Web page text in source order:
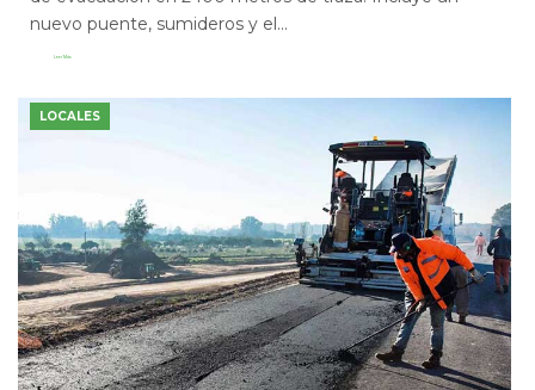
nuevo puente, sumideros y el...
Leer Más
LOCALES